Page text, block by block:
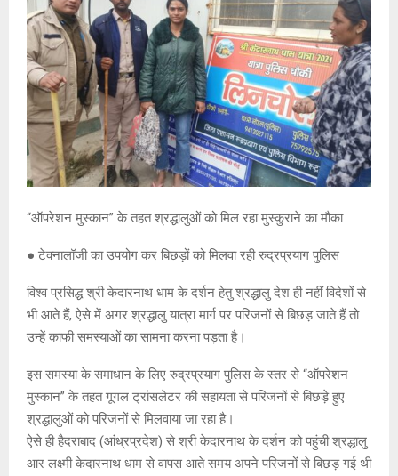
“ऑपरेशन मुस्कान” के तहत श्रद्धालुओं को मिल रहा मुस्कुराने का मौका
● टेक्नालॉजी का उपयोग कर बिछड़ों को मिलवा रही रुद्रप्रयाग पुलिस
विश्व प्रसिद्ध श्री केदारनाथ धाम के दर्शन हेतु श्रद्धालु देश ही नहीं विदेशों से
भी आते हैं, ऐसे में अगर श्रद्धालु यात्रा मार्ग पर परिजनों से बिछड़ जाते हैं तो
उन्हें काफी समस्याओं का सामना करना पड़ता है।
इस समस्या के समाधान के लिए रुद्रप्रयाग पुलिस के स्तर से “ऑपरेशन
मुस्कान” के तहत गूगल ट्रांसलेटर की सहायता से परिजनों से बिछड़े हुए
श्रद्धालुओं को परिजनों से मिलवाया जा रहा है।
ऐसे ही हैदराबाद (आंध्रप्रदेश) से श्री केदारनाथ के दर्शन को पहुंची श्रद्धालु
आर लक्ष्मी केदारनाथ धाम से वापस आते समय अपने परिजनों से बिछड़ गई थी